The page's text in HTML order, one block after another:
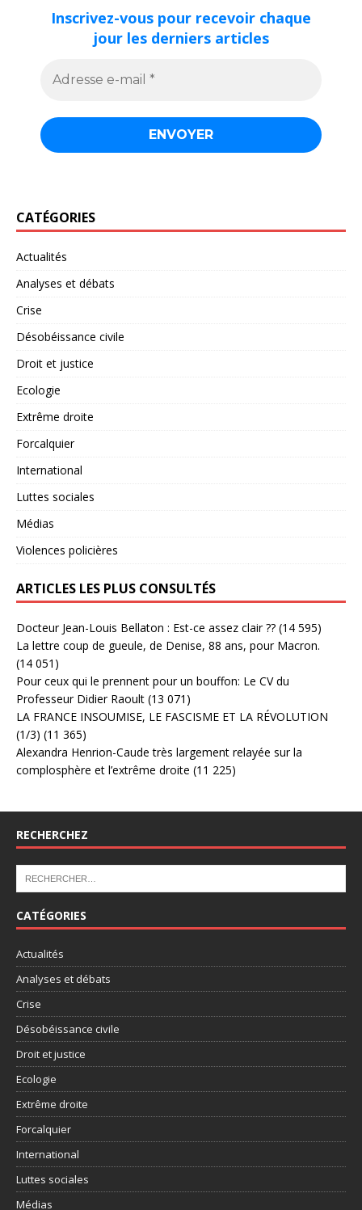
Inscrivez-vous pour recevoir chaque
jour les derniers articles
CATÉGORIES
Actualités
Analyses et débats
Crise
Désobéissance civile
Droit et justice
Ecologie
Extrême droite
Forcalquier
International
Luttes sociales
Médias
Violences policières
ARTICLES LES PLUS CONSULTÉS
Docteur Jean-Louis Bellaton : Est-ce assez clair ?? (14 595)
La lettre coup de gueule, de Denise, 88 ans, pour Macron.
(14 051)
Pour ceux qui le prennent pour un bouffon: Le CV du
Professeur Didier Raoult (13 071)
LA FRANCE INSOUMISE, LE FASCISME ET LA RÉVOLUTION
(1/3) (11 365)
Alexandra Henrion-Caude très largement relayée sur la
complosphère et l’extrême droite (11 225)
RECHERCHEZ
CATÉGORIES
Actualités
Analyses et débats
Crise
Désobéissance civile
Droit et justice
Ecologie
Extrême droite
Forcalquier
International
Luttes sociales
Médias